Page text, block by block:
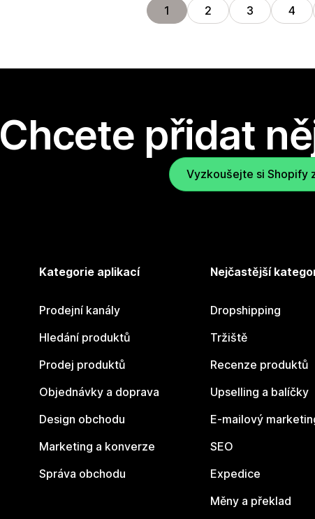
1 2 3 4
Chcete přidat
Vyzkoušejte si Shopify
Kategorie aplikací
Prodejní kanály
Hledání produktů
Prodej produktů
Objednávky a doprava
Design obchodu
Marketing a konverze
Správa obchodu
Nejčastější
Dropshipping
Tržiště
Recenze produktů
Upselling a balíčky
E-mailový
SEO
Expedice
Měny a překlad